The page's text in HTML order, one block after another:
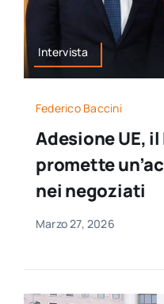
Intervista
Federico Baccini
Adesione UE,
promette
nei negoziati
Marzo 27, 2026